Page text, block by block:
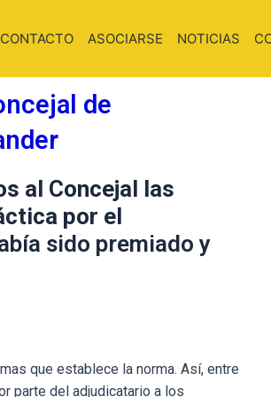
CONTACTO ASOCIARSE NOTICIAS
de
al Concejal las
por el
sido premiado y
que establece la norma. Así, entre
parte del adjudicatario a los